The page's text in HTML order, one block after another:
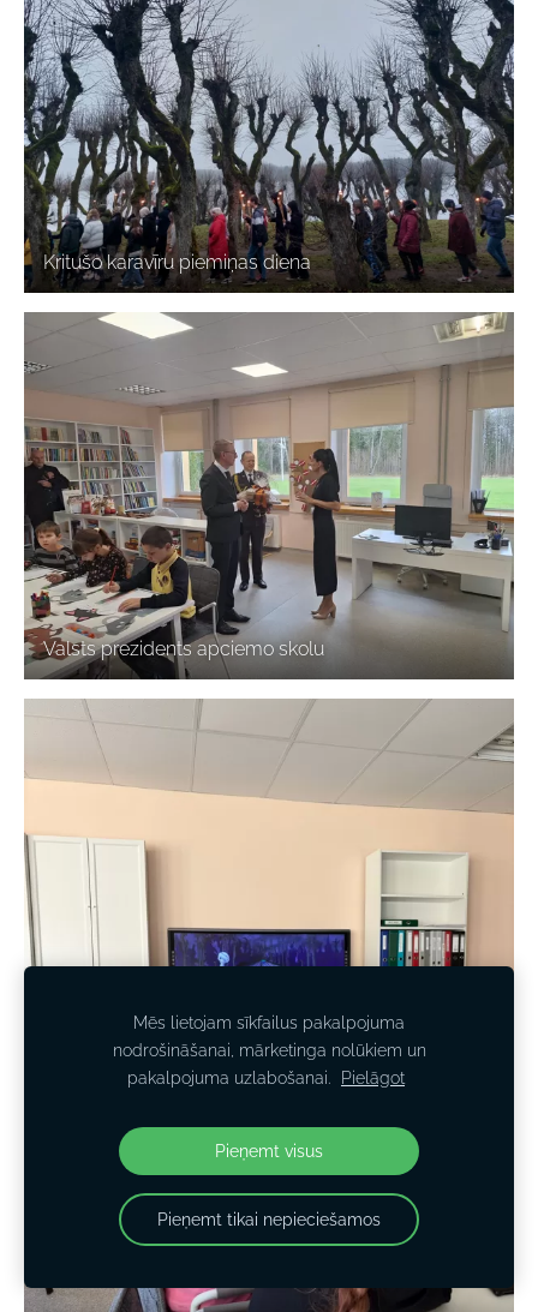
Kritušo karavīru piemiņas diena
Valsts prezidents apciemo skolu
Mēs lietojam sīkfailus pakalpojuma
nodrošināšanai, mārketinga nolūkiem un
pakalpojuma uzlabošanai.
Pielāgot
Pieņemt visus
Pieņemt tikai nepieciešamos